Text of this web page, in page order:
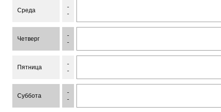
Среда
-
-
Четверг
-
-
Пятница
-
-
Суббота
-
-